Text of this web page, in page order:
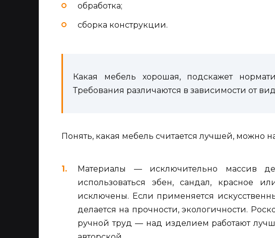
обработка;
сборка конструкции.
Какая мебель хорошая, подскажет
Требования различаются в зависимости от
Понять, какая мебель считается лучшей, можно
Материалы — исключительно массив
использоваться эбен, сандал,
исключены. Если применяется
делается на прочности, экологичности.
ручной труд — над изделием работают